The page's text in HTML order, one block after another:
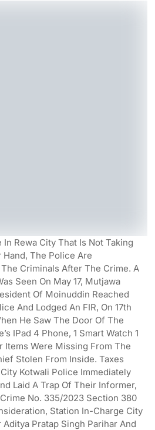
Rewa City That Is Not Taking
Hand, The Police Are
Criminals After The Crime. A
Seen On May 17, Mutjawa
Of Moinuddin Reached
And Lodged An FIR, On 17th
He Saw The Door Of The
IPad 4 Phone, 1 Smart Watch 1
Items Were Missing From The
Stolen From Inside. Taxes
Kotwali Police Immediately
Laid A Trap Of Their Informer,
No. 335/2023 Section 380
Station In-Charge City
Pratap Singh Parihar And